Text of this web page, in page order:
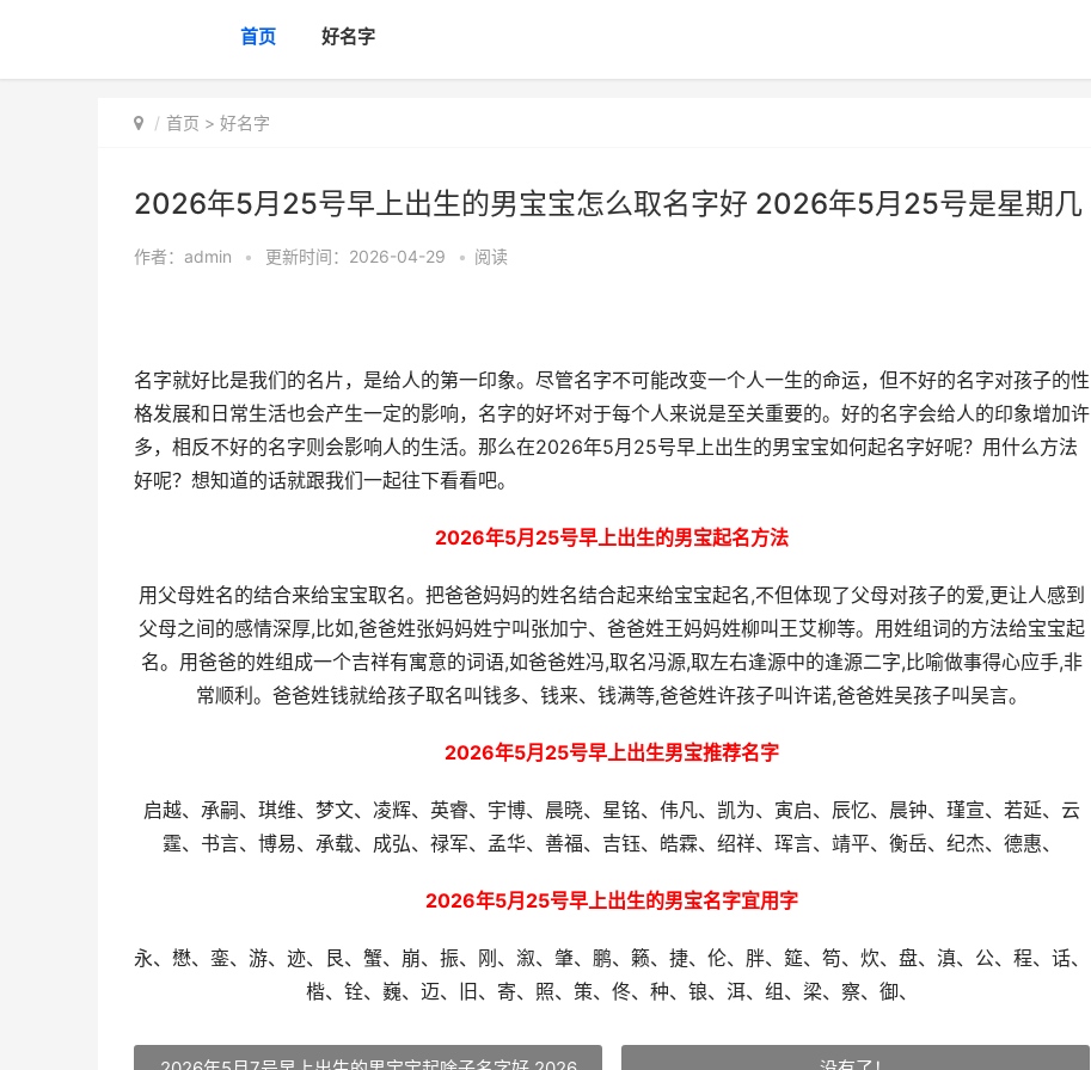
首页 好名字
首页 > 好名字
2026年5月25号早上出生的男宝宝怎么取名字好 2026年5月25号是星期几
作者： admin • 更新时间：2026-04-29 • 阅读
名字就好比是我们的名片，是给人的第一印象。尽管名字不可能改变一个人一生的命运，但不好的名字对孩子的性
格发展和日常生活也会产生一定的影响，名字的好坏对于每个人来说是至关重要的。好的名字会给人的印象增加许
多，相反不好的名字则会影响人的生活。那么在2026年5月25号早上出生的男宝宝如何起名字好呢？用什么方法
好呢？想知道的话就跟我们一起往下看看吧。
2026年5月25号早上出生的男宝起名方法
用父母姓名的结合来给宝宝取名。把爸爸妈妈的姓名结合起来给宝宝起名,不但体现了父母对孩子的爱,更让人感到
父母之间的感情深厚,比如,爸爸姓张妈妈姓宁叫张加宁、爸爸姓王妈妈姓柳叫王艾柳等。用姓组词的方法给宝宝起
名。用爸爸的姓组成一个吉祥有寓意的词语,如爸爸姓冯,取名冯源,取左右逢源中的逢源二字,比喻做事得心应手,非
常顺利。爸爸姓钱就给孩子取名叫钱多、钱来、钱满等,爸爸姓许孩子叫许诺,爸爸姓吴孩子叫吴言。
2026年5月25号早上出生男宝推荐名字
启越、承嗣、琪维、梦文、凌辉、英睿、宇博、晨晓、星铭、伟凡、凯为、寅启、辰忆、晨钟、瑾宣、若延、云
霆、书言、博易、承载、成弘、禄军、孟华、善福、吉钰、皓霖、绍祥、珲言、靖平、衡岳、纪杰、德惠、
2026年5月25号早上出生的男宝名字宜用字
永、懋、銮、游、迹、艮、蟹、崩、振、刚、溆、肇、鹏、籁、捷、伦、胖、筵、笱、炊、盘、滇、公、程、话、
楷、铨、巍、迈、旧、寄、照、策、佟、种、锒、洱、组、梁、察、御、